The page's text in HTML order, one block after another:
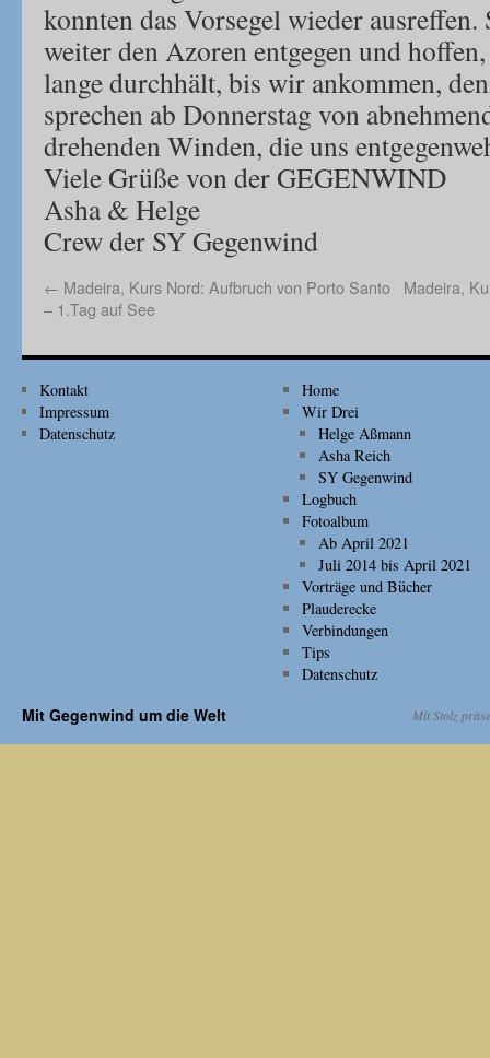
konnten das Vorsegel wieder
weiter den Azoren entgegen und
lange durchhält, bis wir ankommen,
sprechen ab Donnerstag von
drehenden Winden, die uns
Viele Grüße von der GEGENWIND
Asha & Helge
Crew der SY Gegenwind
← Madeira, Kurs Nord: Aufbruch von Porto Santo
– 1.Tag auf See
Madeira,
Kontakt
Impressum
Datenschutz
Home
Wir Drei
Helge Aßmann
Asha Reich
SY Gegenwind
Logbuch
Fotoalbum
Ab April 2021
Juli 2014 bis April 2021
Vorträge und Bücher
Plauderecke
Verbindungen
Tips
Datenschutz
Mit Gegenwind um die Welt Mit Stolz